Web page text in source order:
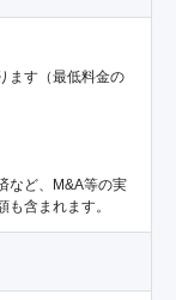
ます（最低料金の
など、M&A等の実
含まれます。